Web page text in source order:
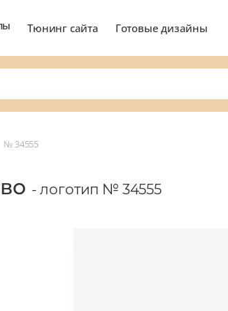
Тюнинг сайта Готовые дизайны
№ 34555
- логотип № 34555